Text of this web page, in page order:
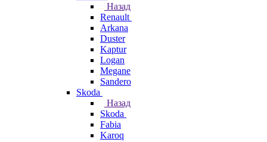
Назад
Renault
Arkana
Duster
Kaptur
Logan
Megane
Sandero
Skoda
Назад
Skoda
Fabia
Karoq